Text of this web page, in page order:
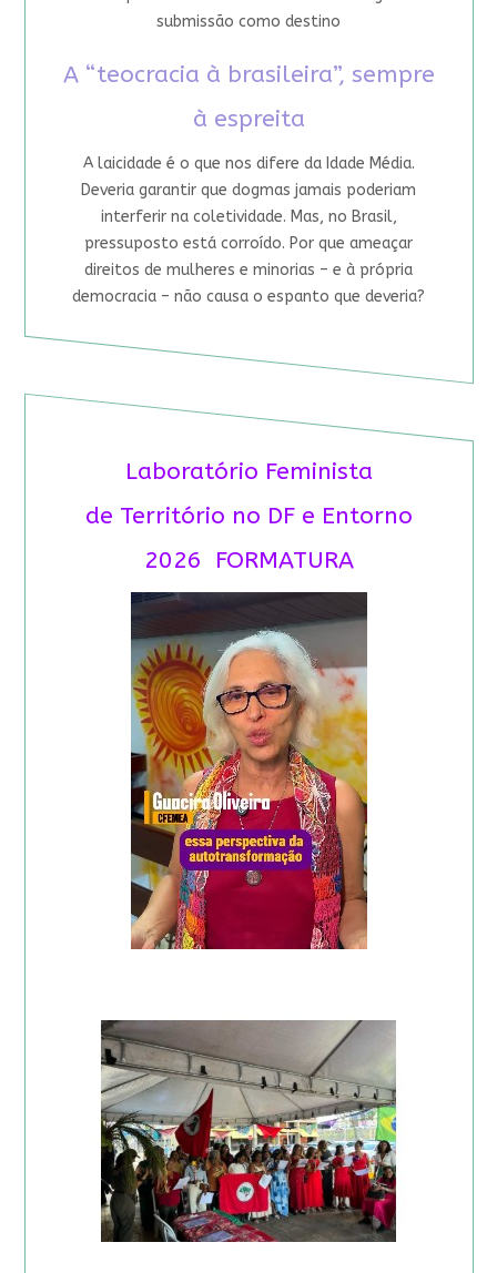
submissão como destino
A “teocracia à brasileira”, sempre
à espreita
A laicidade é o que nos difere da Idade Média.
Deveria garantir que dogmas jamais poderiam
interferir na coletividade. Mas, no Brasil,
pressuposto está corroído. Por que ameaçar
direitos de mulheres e minorias – e à própria
democracia – não causa o espanto que deveria?
Laboratório Feminista
de Território no DF e Entorno
2026 FORMATURA